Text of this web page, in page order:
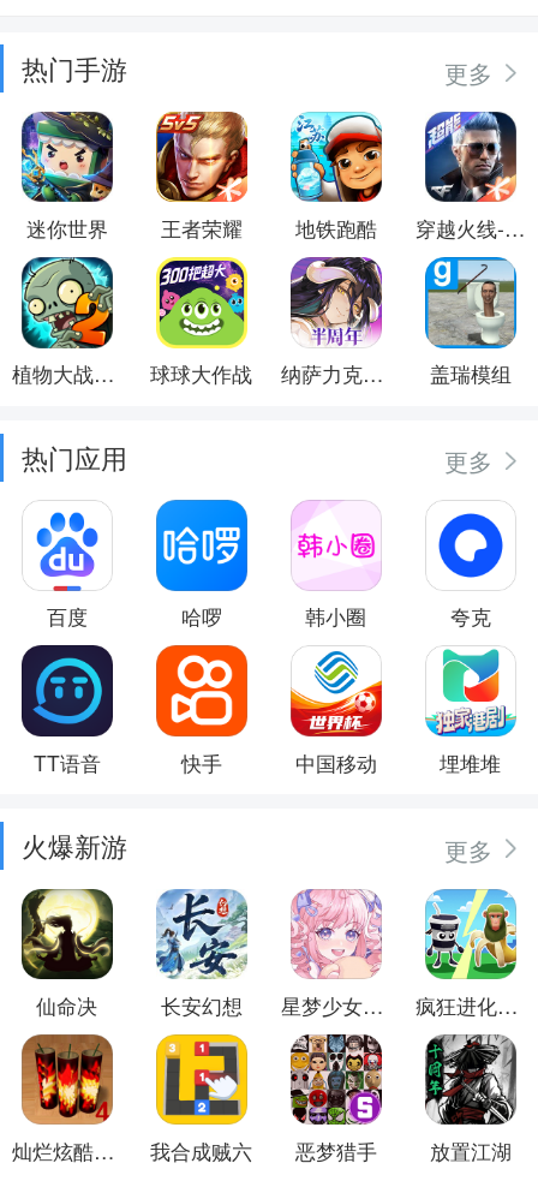
热门手游 更多
迷你世界 王者荣耀 地铁跑酷 穿越火线-枪战王者
植物大战僵尸2 球球大作战 纳萨力克之王 盖瑞模组
热门应用 更多
百度 哈啰 韩小圈 夸克
TT语音 快手 中国移动 埋堆堆
火爆新游 更多
仙命决 长安幻想 星梦少女换装 疯狂进化防卫战
灿烂炫酷模拟器 我合成贼六 恶梦猎手 放置江湖